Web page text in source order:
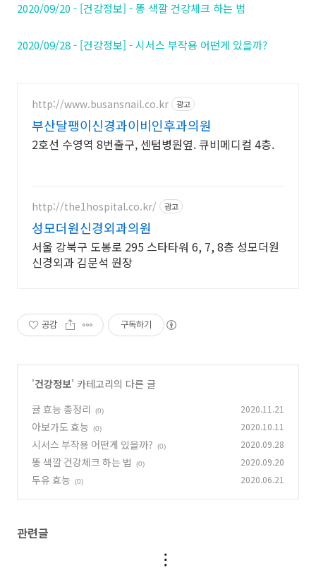
2020/09/20 - [건강정보] - 똥 색깔 건강체크 하는 법
2020/09/28 - [건강정보] - 시서스 부작용 어떤게 있을까?
http://www.busansnail.co.kr 광고
부산달팽이신경과이비인후과의원
2호선 수영역 8번출구, 센텀병원옆. 큐비메디컬 4층.
http://the1hospital.co.kr/ 광고
성모더원신경외과의원
서울 강북구 도봉로 295 스타타워 6, 7, 8층 성모더원
신경외과 김문석 원장
공감 구독하기
'건강정보' 카테고리의 다른 글
귤 효능 총정리
(0) 2020.11.21
아보가도 효능 (0) 2020.10.11
시서스 부작용 어떤게 있을까? (0) 2020.09.28
똥 색깔 건강체크 하는 법 (0) 2020.09.20
두유 효능 (0) 2020.06.21
관련글